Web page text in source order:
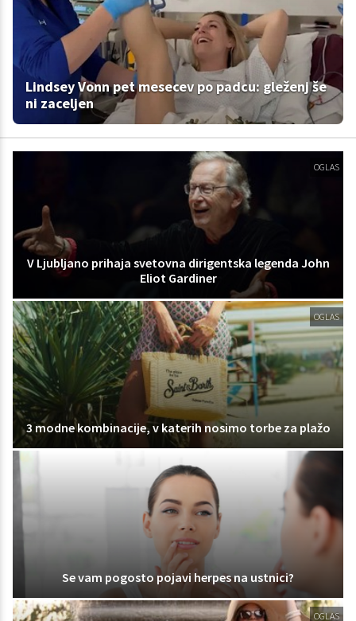
Lindsey Vonn pet mesecev po padcu: gleženj še
ni zaceljen
OGLAS
V Ljubljano prihaja svetovna dirigentska legenda John
Eliot Gardiner
OGLAS
3 modne kombinacije, v katerih nosimo torbe za plažo
Se vam pogosto pojavi herpes na ustnici?
OGLAS